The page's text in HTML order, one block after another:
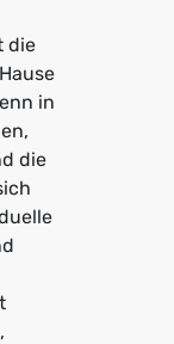
die
in
die